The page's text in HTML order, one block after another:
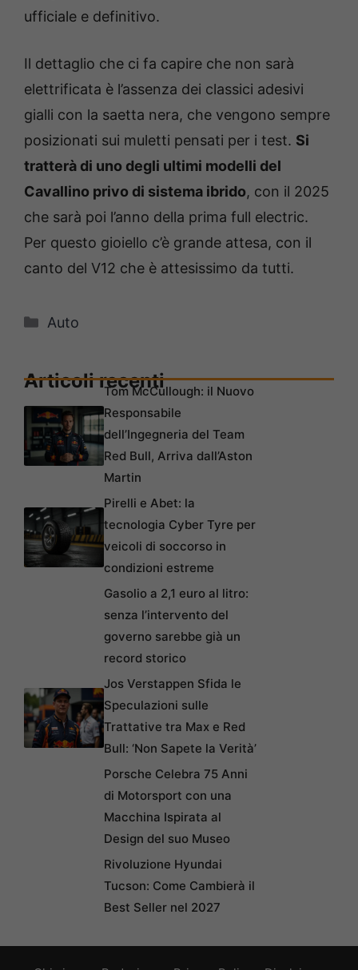
ufficiale e definitivo.
Il dettaglio che ci fa capire che non sarà
elettrificata è l’assenza dei classici adesivi
gialli con la saetta nera, che vengono sempre
posizionati sui muletti pensati per i test. Si
tratterà di uno degli ultimi modelli del
Cavallino privo di sistema ibrido, con il 2025
che sarà poi l’anno della prima full electric.
Per questo gioiello c’è grande attesa, con il
canto del V12 che è attesissimo da tutti.
Categorie
Auto
Articoli recentiTom McCullough: il Nuovo
Responsabile
dell’Ingegneria del Team
Red Bull, Arriva dall’Aston
Martin
Pirelli e Abet: la
tecnologia Cyber Tyre per
veicoli di soccorso in
condizioni estreme
Gasolio a 2,1 euro al litro:
senza l’intervento del
governo sarebbe già un
record storico
Jos Verstappen Sfida le
Speculazioni sulle
Trattative tra Max e Red
Bull: ‘Non Sapete la Verità’
Porsche Celebra 75 Anni
di Motorsport con una
Macchina Ispirata al
Design del suo Museo
Rivoluzione Hyundai
Tucson: Come Cambierà il
Best Seller nel 2027